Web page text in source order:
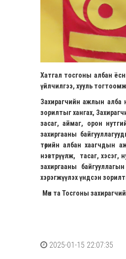
Хатгал тосгоны албан
үйлчилгээ, хууль
Захирагчийн ажлын алба
зорилтыг хангах,
засаг, аймаг, орон
захиргааны
төрийн албан хаагчдын
нэвтрүүлж, тасаг, хэсэг,
захиргааны
хэрэгжүүлэх үндсэн
Мөн та Тосгоны
2025-01-15 22:07:35